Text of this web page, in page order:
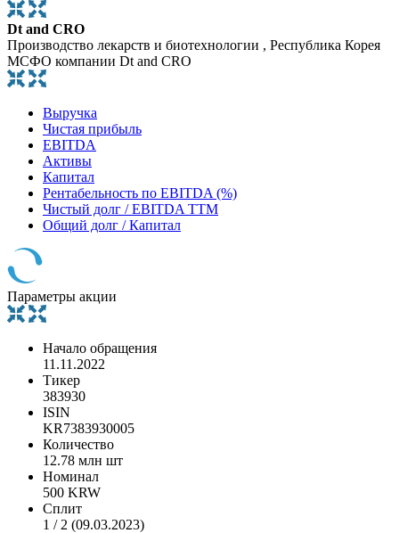
Dt and CRO
Производство лекарств и биотехнологии , Республика Корея
МСФО компании Dt and CRO
Выручка
Чистая прибыль
EBITDA
Активы
Капитал
Рентабельность по EBITDA (%)
Чистый долг / EBITDA TTM
Общий долг / Капитал
Параметры акции
Начало обращения
11.11.2022
Тикер
383930
ISIN
KR7383930005
Количество
12.78 млн шт
Номинал
500 KRW
Сплит
1 / 2 (09.03.2023)